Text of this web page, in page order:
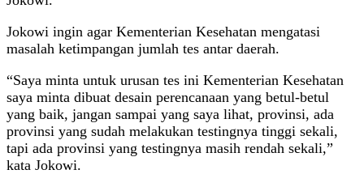
Jokowi ingin agar Kementerian Kesehatan mengatasi
masalah ketimpangan jumlah tes antar daerah.
“Saya minta untuk urusan tes ini Kementerian Kesehatan
saya minta dibuat desain perencanaan yang betul-betul
yang baik, jangan sampai yang saya lihat, provinsi, ada
provinsi yang sudah melakukan testingnya tinggi sekali,
tapi ada provinsi yang testingnya masih rendah sekali,”
kata Jokowi.